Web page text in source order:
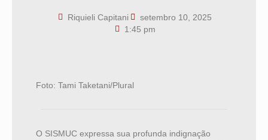
Riquieli Capitani
setembro 10, 2025
1:45 pm
Foto: Tami Taketani/Plural
O SISMUC expressa sua profunda indignação